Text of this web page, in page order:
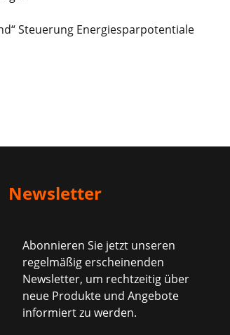
Steuerung Energiesparpotentiale
Newsletter
Abonnieren Sie jetzt unseren
regelmäßig erscheinenden
Newsletter, um rechtzeitig über
neue Produkte und Angebote
informiert zu werden.